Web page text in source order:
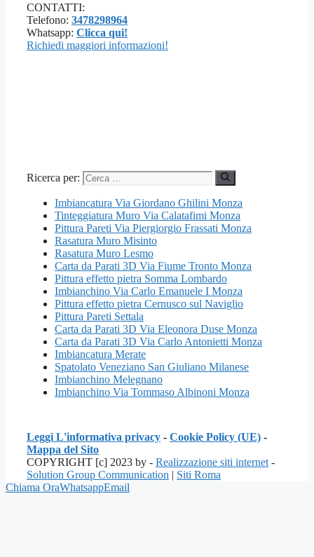
CONTATTI:
Telefono: 3478298964
Whatsapp: Clicca qui!
Richiedi maggiori informazioni!
Ricerca per:
Imbiancatura Via Giordano Ghilini Monza
Tinteggiatura Muro Via Calatafimi Monza
Pittura Pareti Via Piergiorgio Frassati Monza
Rasatura Muro Misinto
Rasatura Muro Lesmo
Carta da Parati 3D Via Fiume Tronto Monza
Pittura effetto pietra Somma Lombardo
Imbianchino Via Carlo Emanuele I Monza
Pittura effetto pietra Cernusco sul Naviglio
Pittura Pareti Settala
Carta da Parati 3D Via Eleonora Duse Monza
Carta da Parati 3D Via Carlo Antonietti Monza
Imbiancatura Merate
Spatolato Veneziano San Giuliano Milanese
Imbianchino Melegnano
Imbianchino Via Tommaso Albinoni Monza
Leggi L'informativa privacy - Cookie Policy (UE) -
Mappa del Sito
COPYRIGHT [c] 2023 by - Realizzazione siti internet -
Solution Group Communication | Siti Roma
Chiama OraWhatsappEmail